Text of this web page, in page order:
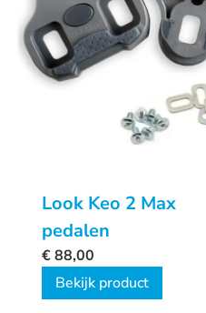
Look Keo 2 Max
pedalen
€88,00
Bekijk product